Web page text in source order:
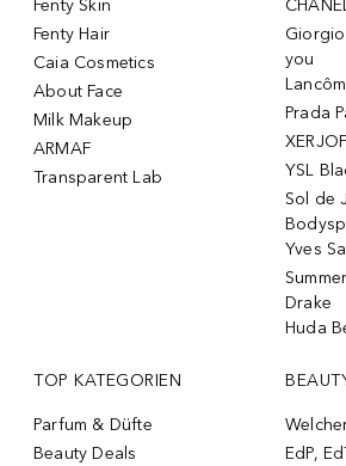
Fenty Skin
Fenty Hair
Caia Cosmetics
About Face
Milk Makeup
ARMAF
Transparent Lab
you
Prada
YSL
Sol de
Yves
Drake
Huda
TOP KATEGORIEN
Parfum & Düfte
Beauty Deals
EdP,